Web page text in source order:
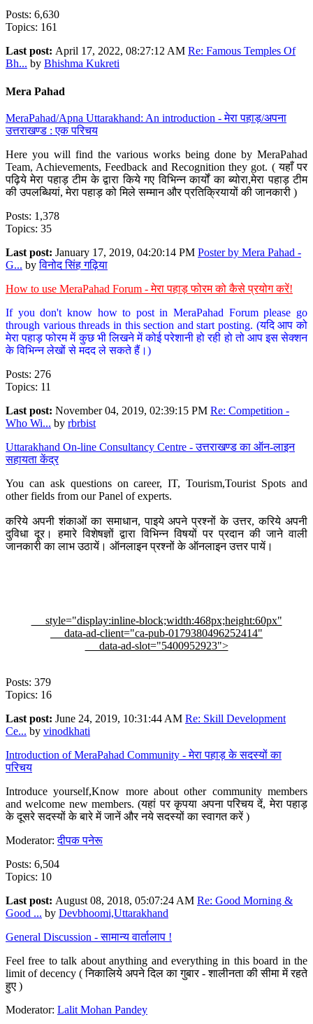
Posts: 6,630
Topics: 161
Last post: April 17, 2022, 08:27:12 AM Re: Famous Temples Of
Bh... by Bhishma Kukreti
Mera Pahad
MeraPahad/Apna Uttarakhand: An introduction - मेरा पहाड़/अपना
उत्तराखण्ड : एक परिचय
Here you will find the various works being done by MeraPahad
Team, Achievements, Feedback and Recognition they got. ( यहाँ पर
पढ़िये मेरा पहाड़ टीम के द्वारा किये गए विभिन्न कार्यों का ब्योरा,मेरा पहाड़ टीम
की उपलब्धियां, मेरा पहाड़ को मिले सम्मान और प्रतिक्रियायों की जानकारी )
Posts: 1,378
Topics: 35
Last post: January 17, 2019, 04:20:14 PM Poster by Mera Pahad -
G... byविनोद सिंह गढ़िया
How to use MeraPahad Forum - मेरा पहाड़ फोरम को कैसे प्रयोग करें!
If you don't know how to post in MeraPahad Forum please go
through various threads in this section and start posting. (यदि आप को
मेरा पहाड़ फोरम में कुछ भी लिखने में कोई परेशानी हो रही हो तो आप इस सेक्शन
के विभिन्न लेखों से मदद ले सकते हैं।)
Posts: 276
Topics: 11
Last post: November 04, 2019, 02:39:15 PM Re: Competition -
Who Wi... by rbrbist
Uttarakhand On-line Consultancy Centre - उत्तराखण्ड का ऑन-लाइन
सहायता केंद्र
You can ask questions on career, IT, Tourism,Tourist Spots and
other fields from our Panel of experts.
करिये अपनी शंकाओं का समाधान, पाइये अपने प्रश्नों के उत्तर, करिये अपनी
दुविधा दूर। हमारे विशेषज्ञों द्वारा विभिन्न विषयों पर प्रदान की जाने वाली
जानकारी का लाभ उठायें। ऑनलाइन प्रश्नों के ऑनलाइन उत्तर पायें।
style="display:inline-block;width:468px;height:60px"
data-ad-client="ca-pub-0179380496252414"
data-ad-slot="5400952923">
Posts: 379
Topics: 16
Last post: June 24, 2019, 10:31:44 AM Re: Skill Development
Ce... by vinodkhati
Introduction of MeraPahad Community - मेरा पहाड़ के सदस्यों का
परिचय
Introduce yourself,Know more about other community members
and welcome new members. (यहां पर कृपया अपना परिचय दें, मेरा पहाड़
के दूसरे सदस्यों के बारे में जानें और नये सदस्यों का स्वागत करें )
Moderator:दीपक पनेरू
Posts: 6,504
Topics: 10
Last post: August 08, 2018, 05:07:24 AM Re: Good Morning &
Good ... by Devbhoomi,Uttarakhand
General Discussion - सामान्य वार्तालाप !
Feel free to talk about anything and everything in this board in the
limit of decency ( निकालिये अपने दिल का गुबार - शालीनता की सीमा में रहते
हुए )
Moderator: Lalit Mohan Pandey